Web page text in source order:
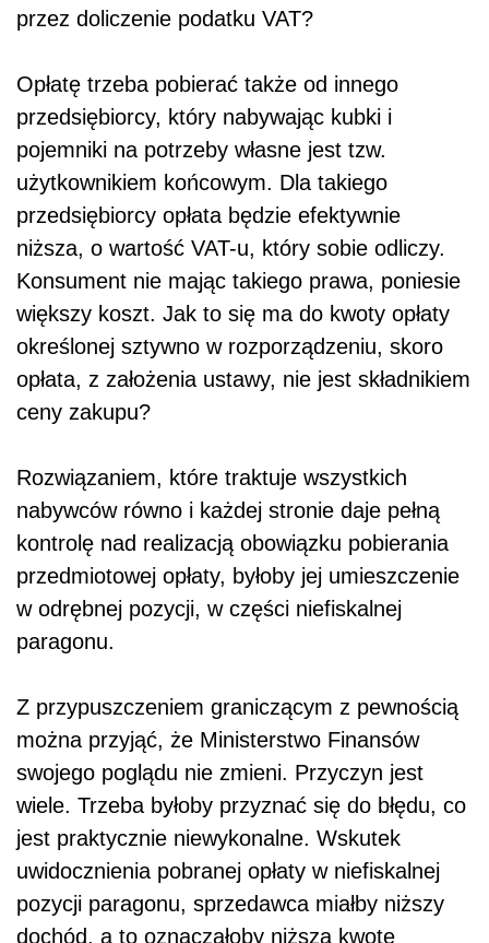
przez doliczenie podatku VAT?
Opłatę trzeba pobierać także od innego
przedsiębiorcy, który nabywając kubki i
pojemniki na potrzeby własne jest tzw.
użytkownikiem końcowym. Dla takiego
przedsiębiorcy opłata będzie efektywnie
niższa, o wartość VAT-u, który sobie odliczy.
Konsument nie mając takiego prawa, poniesie
większy koszt. Jak to się ma do kwoty opłaty
określonej sztywno w rozporządzeniu, skoro
opłata, z założenia ustawy, nie jest składnikiem
ceny zakupu?
Rozwiązaniem, które traktuje wszystkich
nabywców równo i każdej stronie daje pełną
kontrolę nad realizacją obowiązku pobierania
przedmiotowej opłaty, byłoby jej umieszczenie
w odrębnej pozycji, w części niefiskalnej
paragonu.
Z przypuszczeniem graniczącym z pewnością
można przyjąć, że Ministerstwo Finansów
swojego poglądu nie zmieni. Przyczyn jest
wiele. Trzeba byłoby przyznać się do błędu, co
jest praktycznie niewykonalne. Wskutek
uwidocznienia pobranej opłaty w niefiskalnej
pozycji paragonu, sprzedawca miałby niższy
dochód, a to oznaczałoby niższą kwotę